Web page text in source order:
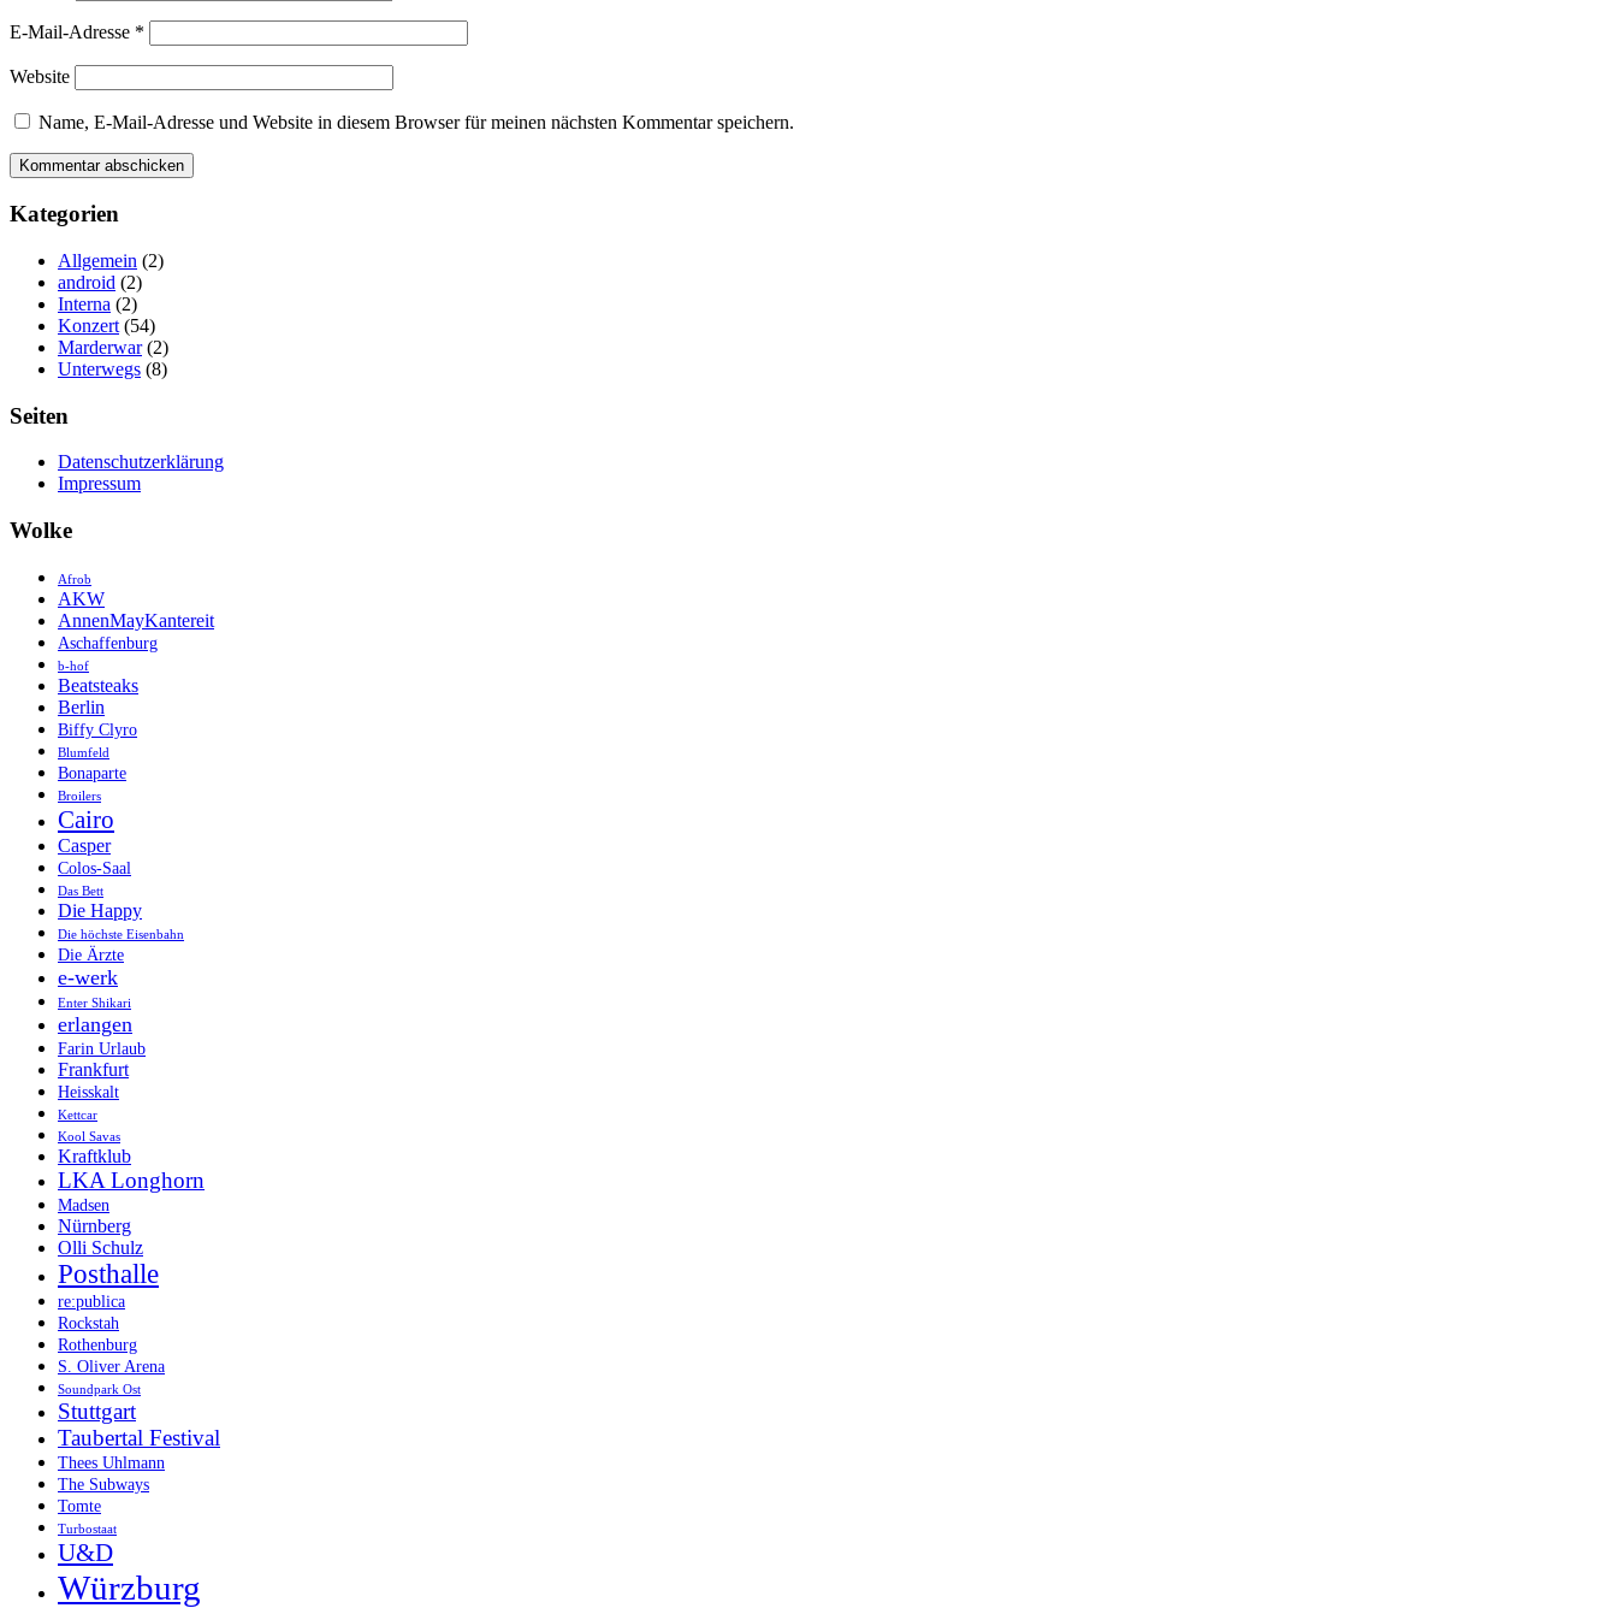
E-Mail-Adresse *
Website
Name, E-Mail-Adresse und Website in diesem Browser für meinen nächsten Kommentar speichern.
Kategorien
Allgemein (2)
android (2)
Interna (2)
Konzert (54)
Marderwar(2)
Unterwegs (8)
Seiten
Datenschutzerklärung
Impressum
Wolke
Afrob
AKW
AnnenMayKantereit
Aschaffenburg
b-hof
Beatsteaks
Berlin
Biffy Clyro
Blumfeld
Bonaparte
Broilers
Cairo
Casper
Colos-Saal
Das Bett
Die Happy
Die höchste Eisenbahn
Die Ärzte
e-werk
Enter Shikari
erlangen
Farin Urlaub
Frankfurt
Heisskalt
Kettcar
Kool Savas
Kraftklub
LKA Longhorn
Madsen
Nürnberg
Olli Schulz
Posthalle
re:publica
Rockstah
Rothenburg
S. Oliver Arena
Soundpark Ost
Stuttgart
Taubertal Festival
Thees Uhlmann
The Subways
Tomte
Turbostaat
U&D
Würzburg